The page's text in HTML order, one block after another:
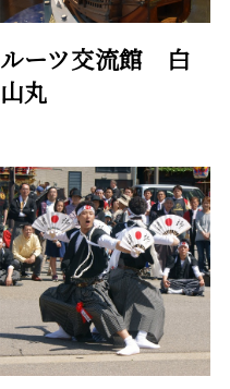
ルーツ交流館 白
山丸